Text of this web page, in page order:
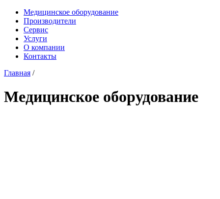
Медицинское оборудование
Производители
Сервис
Услуги
О компании
Контакты
Главная /
Медицинское оборудование